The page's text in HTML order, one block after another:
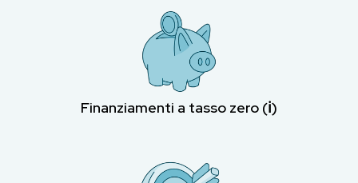
Finanziamenti a tasso zero (ℹ︎)